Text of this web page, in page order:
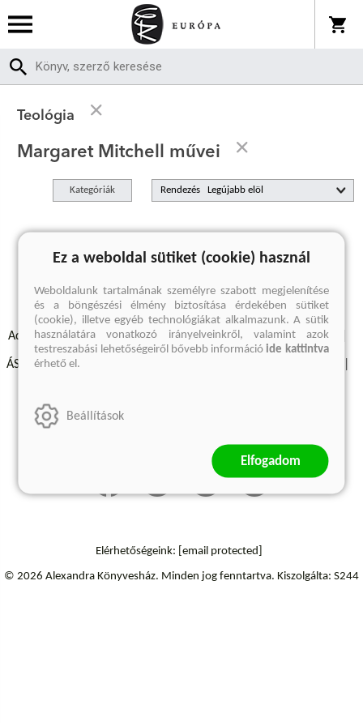
Teológia
Margaret Mitchell művei
Kategóriák Rendezés
A keresett kifejezésre nincs találat
Adatvédelmi szabályzatok Elállási felmondási nyilatkozat
ÁSZF - Vásárlási feltételek
Szállítási információk
Elérhetőségeink: [email protected]
© 2026 Alexandra Könyvesház. Minden jog fenntartva. Kiszolgálta: S244
Ez a weboldal sütiket (cookie) használ
Weboldalunk tartalmának személyre szabott megjelenítése
és a böngészési élmény biztosítása érdekében sütiket
(cookie), illetve egyéb technológiákat alkalmazunk. A sütik
használatára vonatkozó irányelveinkről, valamint azok
testreszabási lehetőségeiről bővebb információide kattintva
érhető el.
Beállítások
Elfogadom